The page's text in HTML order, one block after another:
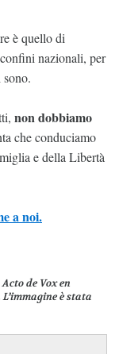
è quello di
nazionali, per
non dobbiamo
che conduciamo
e della Libertà
a noi.
de Vox en
L’immagine è stata